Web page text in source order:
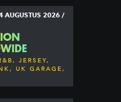
AUGUSTUS 2026 /
JERSEY,
UK GARAGE,
& MORE